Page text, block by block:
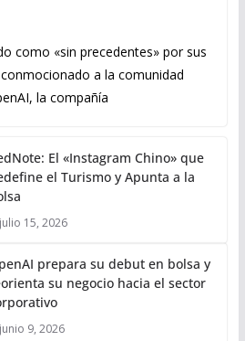
como «sin precedentes» por sus
a la comunidad
la compañía
El «Instagram Chino» que
el Turismo y Apunta a la
julio 15, 2026
prepara su debut en bolsa y
su negocio hacia el sector
junio 9, 2026